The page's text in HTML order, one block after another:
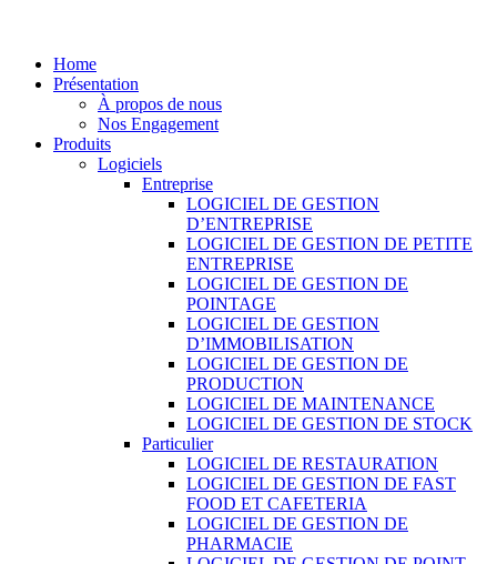
Home
Présentation
À propos de nous
Nos Engagement
Produits
Logiciels
Entreprise
LOGICIEL DE GESTION
D’ENTREPRISE
LOGICIEL DE GESTION DE PETITE
ENTREPRISE
LOGICIEL DE GESTION DE
POINTAGE
LOGICIEL DE GESTION
D’IMMOBILISATION
LOGICIEL DE GESTION DE
PRODUCTION
LOGICIEL DE MAINTENANCE
LOGICIEL DE GESTION DE STOCK
Particulier
LOGICIEL DE RESTAURATION
LOGICIEL DE GESTION DE FAST
FOOD ET CAFETERIA
LOGICIEL DE GESTION DE
PHARMACIE